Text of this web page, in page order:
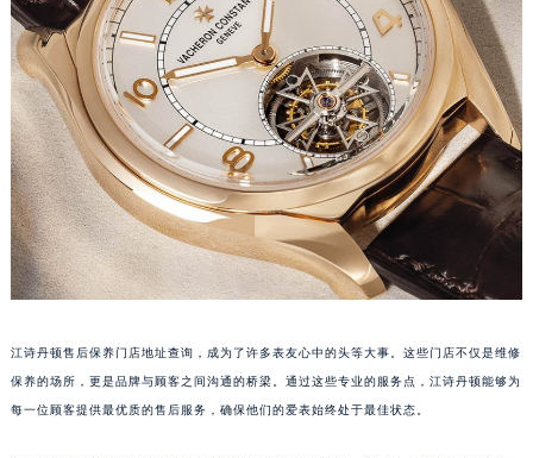
江诗丹顿售后保养门店地址查询，成为了许多表友心中的头等大事。这些门店不仅是维修
保养的场所，更是品牌与顾客之间沟通的桥梁。通过这些专业的服务点，江诗丹顿能够为
每一位顾客提供最优质的售后服务，确保他们的爱表始终处于最佳状态。